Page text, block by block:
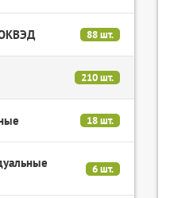
88 шт.
210 шт.
18 шт.
6 шт.